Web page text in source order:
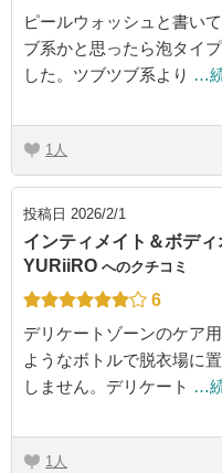
ピールウォッシュと書い
ブ系かと思ったら泡タイ
した。ツブツブ系より …
1
投稿日 2026/2/1
インティメイト＆ボデ
YURiiRO へのクチコミ
6
デリケートゾーンのケア
ようなボトルで脱衣場に
しません。デリケート …
1